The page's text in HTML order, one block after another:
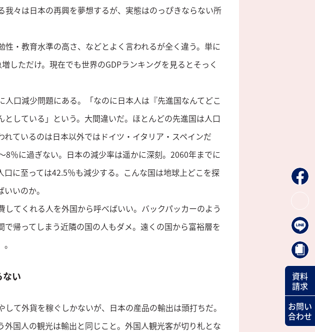
我々は日本の再興を夢想するが、実態はのっぴきならない所
性・教育水準の高さ、などとよく言われるが全く違う。単に
しただけ。現在でも世界のGDPランキングを見るとそっく
人口減少問題にある。「なのに日本人は『先進国なんてどこ
している」という。大間違いだ。ほとんどの先進国は人口
ているのは日本以外ではドイツ・イタリア・スペインだ
8％に過ぎない。日本の減少率は遥かに深刻。2060年までに
に至っては42.5％も減少する。こんな国は地球上どこを探
いのか。
してくれる人を外国から呼べばいい。バックパッカーのよう
帰ってしまう近隣の国の人もダメ。遠くの国から富裕層を
ない
て外貨を稼ぐしかないが、日本の産品の輸出は頭打ちだ。
外国人の観光は輸出と同じこと。外国人観光客が切り札とな
資料
請求
お問い
合わせ